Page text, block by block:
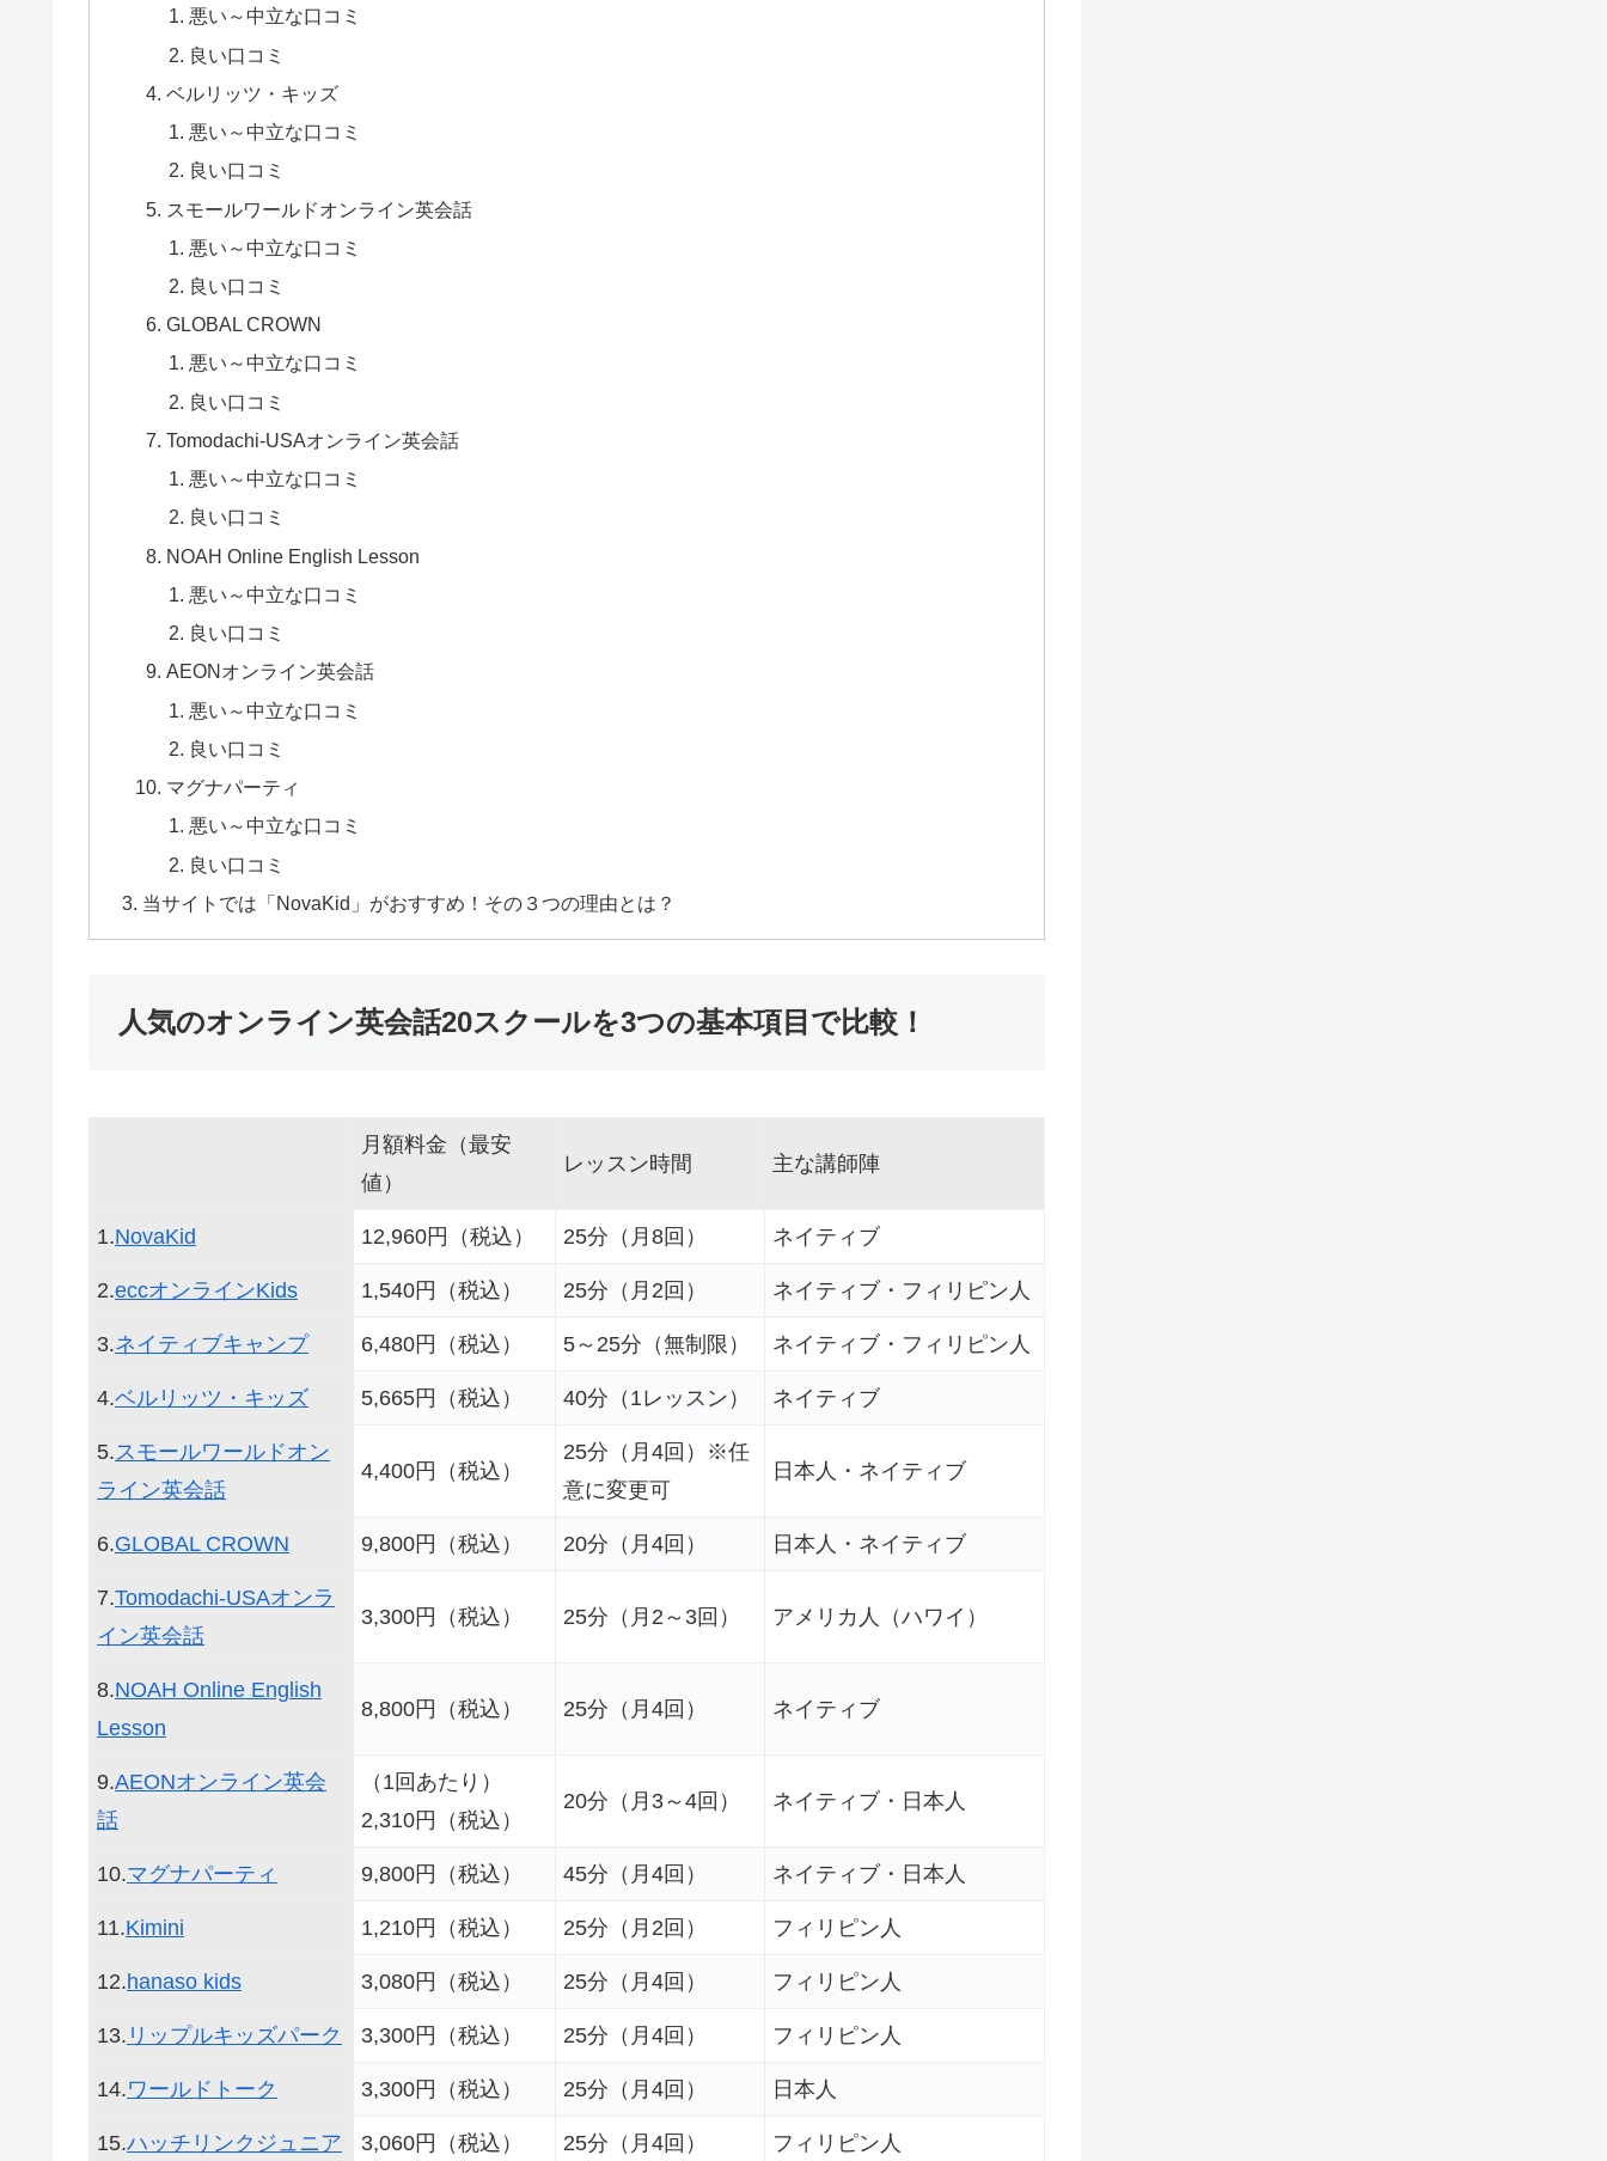
悪い～中立な口コミ
良い口コミ
ベルリッツ・キッズ
悪い～中立な口コミ
良い口コミ
スモールワールドオンライン英会話
悪い～中立な口コミ
良い口コミ
GLOBAL CROWN
悪い～中立な口コミ
良い口コミ
Tomodachi-USAオンライン英会話
悪い～中立な口コミ
良い口コミ
NOAH Online English Lesson
悪い～中立な口コミ
良い口コミ
AEONオンライン英会話
悪い～中立な口コミ
良い口コミ
マグナパーティ
悪い～中立な口コミ
良い口コミ
当サイトでは「NovaKid」がおすすめ！その３つの理由とは？
人気のオンライン英会話20スクールを3つの基本項目で比較！
月額料金（最安
値）
レッスン時間 主な講師陣
1.NovaKid 12,960円（税込） 25分（月8回） ネイティブ
2.eccオンラインKids 1,540円（税込） 25分（月2回） ネイティブ・フィリピン人
3.ネイティブキャンプ 6,480円（税込） 5～25分（無制限） ネイティブ・フィリピン人
4.ベルリッツ・キッズ 5,665円（税込） 40分（1レッスン） ネイティブ
5.スモールワールドオン
ライン英会話
4,400円（税込）
25分（月4回）※任
意に変更可
日本人・ネイティブ
6.GLOBAL CROWN 9,800円（税込） 20分（月4回） 日本人・ネイティブ
7.Tomodachi-USAオンラ
イン英会話
3,300円（税込） 25分（月2～3回） アメリカ人（ハワイ）
8.NOAH Online English
Lesson
8,800円（税込） 25分（月4回） ネイティブ
9.AEONオンライン英会
話
（1回あたり）
2,310円（税込）
20分（月3～4回） ネイティブ・日本人
10.マグナパーティ 9,800円（税込） 45分（月4回） ネイティブ・日本人
11.Kimini 1,210円（税込） 25分（月2回） フィリピン人
12.hanaso kids 3,080円（税込） 25分（月4回） フィリピン人
13. リップルキッズパーク 3,300円（税込） 25分（月4回） フィリピン人
14.ワールドトーク 3,300円（税込） 25分（月4回） 日本人
15.ハッチリンクジュニア 3,060円（税込） 25分（月4回） フィリピン人